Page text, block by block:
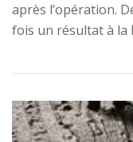
après l’opération.
fois un résultat à la